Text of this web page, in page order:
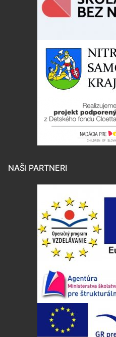
NAŠI PARTNERI